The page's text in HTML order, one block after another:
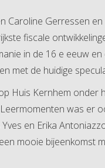
Caroline Gerressen en
fiscale
in de 16 e eeuw
met de huidige
Huis Kernhem onder
was er
en Erika
mooie bijeenkomst